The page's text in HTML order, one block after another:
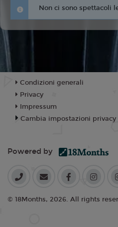
Non ci sono spettacoli
Condizioni generali
Privacy
Impressum
Cambia impostazioni privacy
Powered by
© 18Months, 2026. All rights